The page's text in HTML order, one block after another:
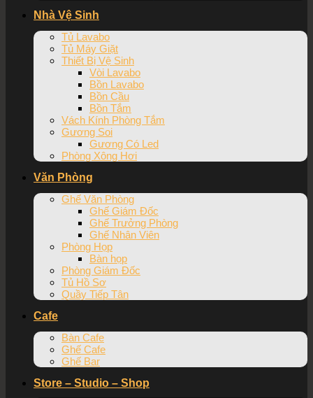
Nhà Vệ Sinh
Tủ Lavabo
Tủ Máy Giặt
Thiết Bị Vệ Sinh
Vòi Lavabo
Bồn Lavabo
Bồn Cầu
Bồn Tắm
Vách Kính Phòng Tắm
Gương Soi
Gương Có Led
Phòng Xông Hơi
Văn Phòng
Ghế Văn Phòng
Ghế Giám Đốc
Ghế Trưởng Phòng
Ghế Nhân Viên
Phòng Họp
Bàn họp
Phòng Giám Đốc
Tủ Hồ Sơ
Quầy Tiếp Tân
Cafe
Bàn Cafe
Ghế Cafe
Ghế Bar
Store – Studio – Shop